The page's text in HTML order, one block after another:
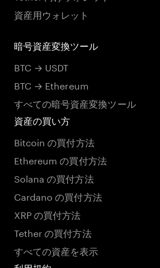
資産用ウォレット
暗号資産変換ツール
BTC → USDT
BTC → Ethereum
すべての暗号資産変換ツール
資産の買い方
Bitcoin の買付方法
Ethereum の買付方法
Solana の買付方法
Cardano の買付方法
XRP の買付方法
Tether の買付方法
すべての資産を表示